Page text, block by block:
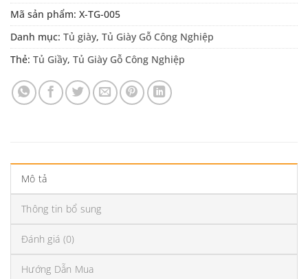
Mã sản phẩm: X-TG-005
Danh mục: Tủ giày, Tủ Giày Gỗ Công Nghiệp
Thẻ: Tủ Giầy, Tủ Giày Gỗ Công Nghiệp
Mô tả
Thông tin bổ sung
Đánh giá (0)
Hướng Dẫn Mua